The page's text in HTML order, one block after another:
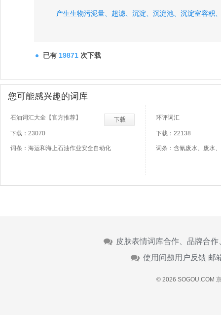
产生生物污泥量、 超滤、 沉淀、 沉淀池、 沉淀室容积
已有 19871 次下载
您可能感兴趣的词库
石油词汇大全【官方推荐】
下载：23070
词条：海运和海上石油作业安全自动化
环评词汇
下载：22138
词条：含氰废水、废水
皮肤表情词库合作、品牌合
使用问题用户反馈 邮
© 2026 SOGOU.COM